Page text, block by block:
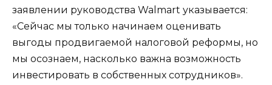
заявлении руководства Walmart указывается:
«Сейчас мы только начинаем оценивать
выгоды продвигаемой налоговой реформы, но
мы осознаем, насколько важна возможность
инвестировать в собственных сотрудников».